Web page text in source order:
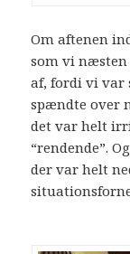
Om aftenen
som vi
af, fordi vi var
spændte over
det var helt
“rendende”.
der var helt